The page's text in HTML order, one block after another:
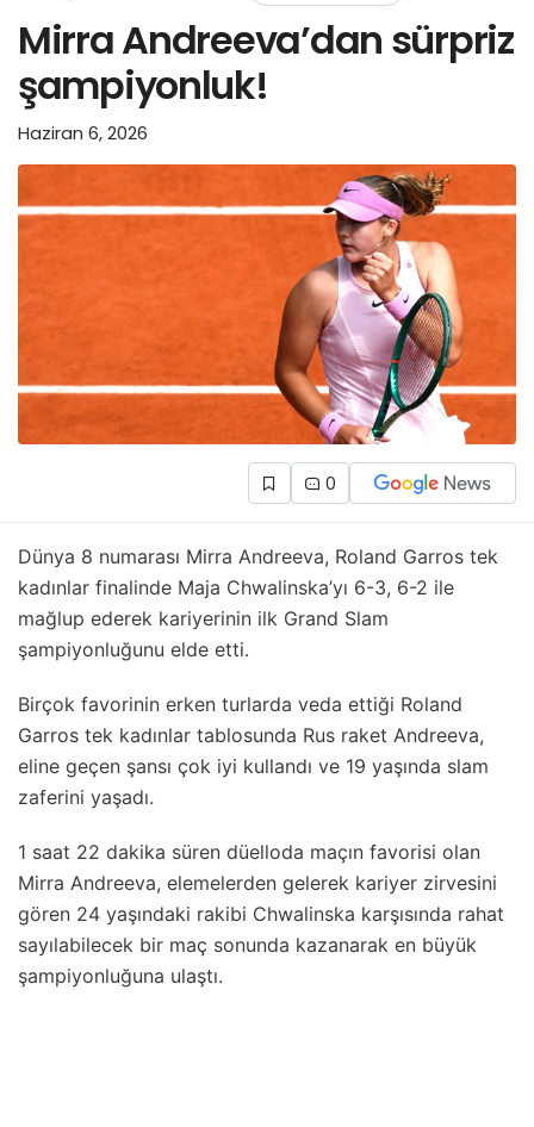
Mirra Andreeva’dan sürpriz
şampiyonluk!
Haziran 6, 2026
0
Dünya 8 numarası Mirra Andreeva, Roland Garros tek
kadınlar finalinde Maja Chwalinska’yı 6-3, 6-2 ile
mağlup ederek kariyerinin ilk Grand Slam
şampiyonluğunu elde etti.
Birçok favorinin erken turlarda veda ettiği Roland
Garros tek kadınlar tablosunda Rus raket Andreeva,
eline geçen şansı çok iyi kullandı ve 19 yaşında slam
zaferini yaşadı.
1 saat 22 dakika süren düelloda maçın favorisi olan
Mirra Andreeva, elemelerden gelerek kariyer zirvesini
gören 24 yaşındaki rakibi Chwalinska karşısında rahat
sayılabilecek bir maç sonunda kazanarak en büyük
şampiyonluğuna ulaştı.